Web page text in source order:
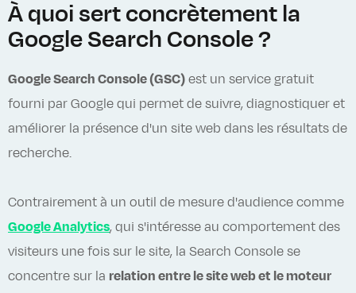
À quoi sert concrètement la
Google Search Console ?
Google Search Console (GSC) est un service gratuit
fourni par Google qui permet de suivre, diagnostiquer et
améliorer la présence d'un site web dans les résultats de
recherche.
Contrairement à un outil de mesure d'audience comme
Google Analytics, qui s'intéresse au comportement des
visiteurs une fois sur le site, la Search Console se
concentre sur la relation entre le site web et le moteur